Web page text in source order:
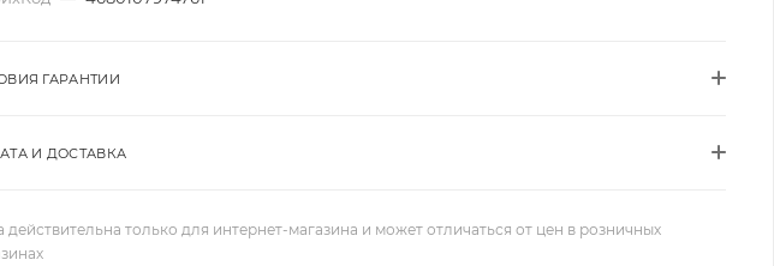
ГАРАНТИИ
И ДОСТАВКА
действительна только для интернет-магазина и может отличаться от цен в розничных